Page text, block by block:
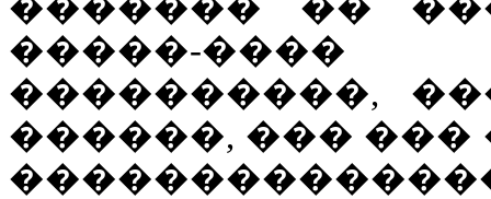
�����-
����������,
������, ��� ���